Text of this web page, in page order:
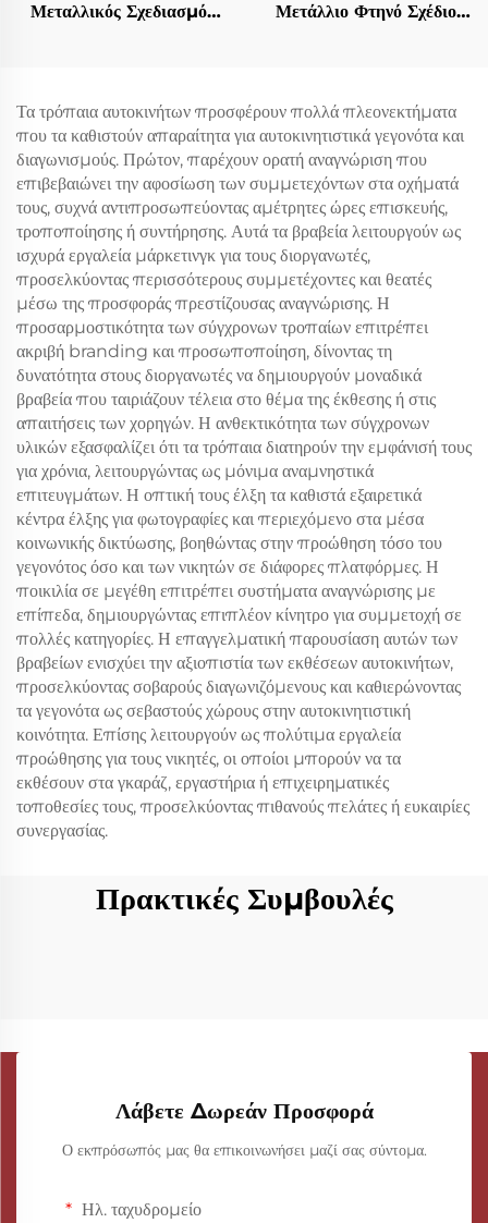
Μεταλλικός Σχεδιασμός
Τρέξιμο Μετάλλια
Δρομέας Αγώνας
Τερματισμός Αθλητικό
Μετάλλιο
Μετάλλιο Φτηνό Σχέδιο
Τα τρόπαια αυτοκινήτων προσφέρουν πολλά πλεονεκτήματα
που τα καθιστούν απαραίτητα για αυτοκινητιστικά γεγονότα και
διαγωνισμούς. Πρώτον, παρέχουν ορατή αναγνώριση που
επιβεβαιώνει την αφοσίωση των συμμετεχόντων στα οχήματά
τους, συχνά αντιπροσωπεύοντας αμέτρητες ώρες επισκευής,
τροποποίησης ή συντήρησης. Αυτά τα βραβεία λειτουργούν ως
ισχυρά εργαλεία μάρκετινγκ για τους διοργανωτές,
προσελκύοντας περισσότερους συμμετέχοντες και θεατές
μέσω της προσφοράς πρεστίζουσας αναγνώρισης. Η
προσαρμοστικότητα των σύγχρονων τροπαίων επιτρέπει
ακριβή branding και προσωποποίηση, δίνοντας τη
δυνατότητα στους διοργανωτές να δημιουργούν μοναδικά
βραβεία που ταιριάζουν τέλεια στο θέμα της έκθεσης ή στις
απαιτήσεις των χορηγών. Η ανθεκτικότητα των σύγχρονων
υλικών εξασφαλίζει ότι τα τρόπαια διατηρούν την εμφάνισή τους
για χρόνια, λειτουργώντας ως μόνιμα αναμνηστικά
επιτευγμάτων. Η οπτική τους έλξη τα καθιστά εξαιρετικά
κέντρα έλξης για φωτογραφίες και περιεχόμενο στα μέσα
κοινωνικής δικτύωσης, βοηθώντας στην προώθηση τόσο του
γεγονότος όσο και των νικητών σε διάφορες πλατφόρμες. Η
ποικιλία σε μεγέθη επιτρέπει συστήματα αναγνώρισης με
επίπεδα, δημιουργώντας επιπλέον κίνητρο για συμμετοχή σε
πολλές κατηγορίες. Η επαγγελματική παρουσίαση αυτών των
βραβείων ενισχύει την αξιοπιστία των εκθέσεων αυτοκινήτων,
προσελκύοντας σοβαρούς διαγωνιζόμενους και καθιερώνοντας
τα γεγονότα ως σεβαστούς χώρους στην αυτοκινητιστική
κοινότητα. Επίσης λειτουργούν ως πολύτιμα εργαλεία
προώθησης για τους νικητές, οι οποίοι μπορούν να τα
εκθέσουν στα γκαράζ, εργαστήρια ή επιχειρηματικές
τοποθεσίες τους, προσελκύοντας πιθανούς πελάτες ή ευκαιρίες
συνεργασίας.
Πρακτικές Συμβουλές
Λάβετε Δωρεάν Προσφορά
Ο εκπρόσωπός μας θα επικοινωνήσει μαζί σας σύντομα.
Ηλ. ταχυδρομείο